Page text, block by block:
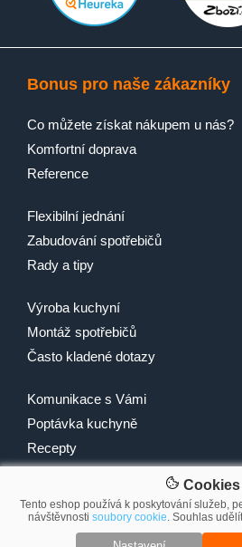
Cookies
Tento eshop používá k poskytování služeb,
návštěvnosti soubory cookie. Souhlas
Bonus pro naše zákazníky
Co můžete získat nákupem u nás?
Komfortní doprava
Reference
Flexibilní jednání
Zabudování spotřebičů
Rady a tipy
Výroba kuchyní
Montáž spotřebičů
Často kladené dotazy
Komunikace s Vámi
Poptávka kuchyně
Recepty
© 2007-2026